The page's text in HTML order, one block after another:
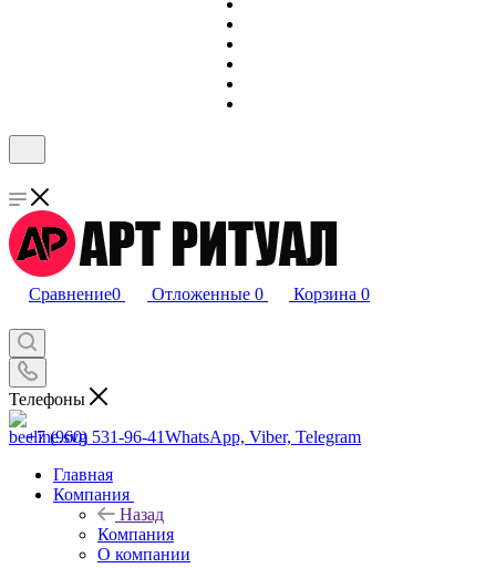
Сравнение0 Отложенные 0 Корзина 0
Телефоны
+7 (960) 531-96-41WhatsApp, Viber, Telegram
Главная
Компания
Назад
Компания
О компании